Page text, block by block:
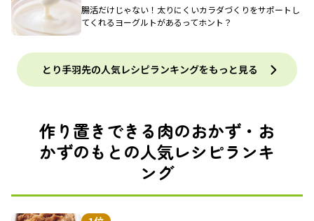
腸活だけじゃない！太りにくいカラダづくりをサポートし
てくれるヨーグルトがあるってホント？
とり手羽先の人気レシピランキングをもっと見る
作り置きできる肉のおかず・お
かずのもとの人気レシピランキ
ング